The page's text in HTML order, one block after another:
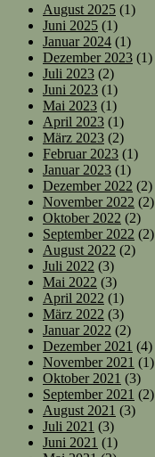
August 2025 (1)
Juni 2025 (1)
Januar 2024 (1)
Dezember 2023 (1)
Juli 2023 (2)
Juni 2023 (1)
Mai 2023 (1)
April 2023 (1)
März 2023 (2)
Februar 2023 (1)
Januar 2023 (1)
Dezember 2022 (2)
November 2022 (2)
Oktober 2022 (2)
September 2022 (2)
August 2022 (2)
Juli 2022 (3)
Mai 2022 (3)
April 2022 (1)
März 2022 (3)
Januar 2022 (2)
Dezember 2021 (4)
November 2021 (1)
Oktober 2021 (3)
September 2021 (2)
August 2021 (3)
Juli 2021 (3)
Juni 2021 (1)